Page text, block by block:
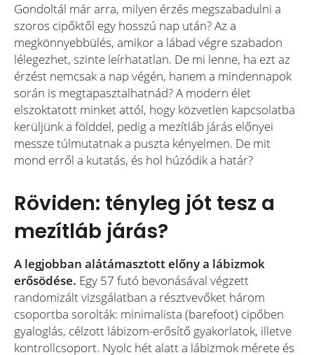
Gondoltál már arra, milyen érzés megszabadulni a
szoros cipőktől egy hosszú nap után? Az a
megkönnyebbülés, amikor a lábad végre szabadon
lélegezhet, szinte leírhatatlan. De mi lenne, ha ezt az
érzést nemcsak a nap végén, hanem a mindennapok
során is megtapasztalhatnád? A modern élet
elszoktatott minket attól, hogy közvetlen kapcsolatba
kerüljünk a földdel, pedig a mezítláb járás előnyei
messze túlmutatnak a puszta kényelmen. De mit
mond erről a kutatás, és hol húzódik a határ?
Röviden: tényleg jót tesz a
mezítláb járás?
A legjobban alátámasztott előny a lábizmok
erősödése. Egy 57 futó bevonásával végzett
randomizált vizsgálatban a résztvevőket három
csoportba sorolták: minimalista (barefoot) cipőben
gyaloglás, célzott lábizom-erősítő gyakorlatok, illetve
kontrollcsoport. Nyolc hét alatt a lábizmok mérete és